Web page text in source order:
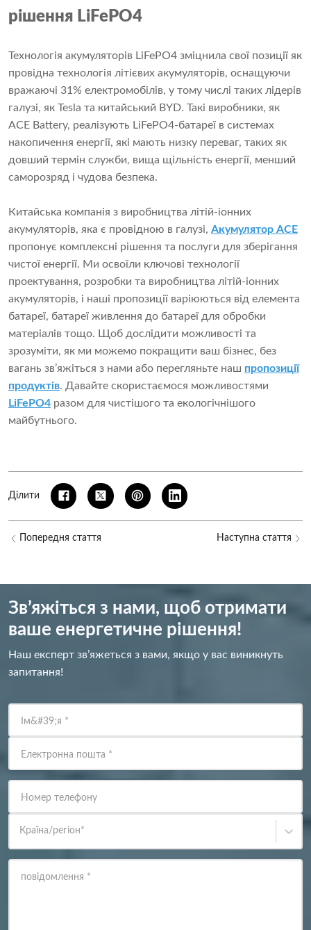
рішення LiFePO4
Технологія акумуляторів LiFePO4 зміцнила свої позиції як
провідна технологія літієвих акумуляторів, оснащуючи
вражаючі 31% електромобілів, у тому числі таких лідерів
галузі, як Tesla та китайський BYD. Такі виробники, як
ACE Battery, реалізують LiFePO4-батареї в системах
накопичення енергії, які мають низку переваг, таких як
довший термін служби, вища щільність енергії, менший
саморозряд і чудова безпека.
Китайська компанія з виробництва літій-іонних
акумуляторів, яка є провідною в галузі, Акумулятор ACE
пропонує комплексні рішення та послуги для зберігання
чистої енергії. Ми освоїли ключові технології
проектування, розробки та виробництва літій-іонних
акумуляторів, і наші пропозиції варіюються від елемента
батареї, батареї живлення до батареї для обробки
матеріалів тощо. Щоб дослідити можливості та
зрозуміти, як ми можемо покращити ваш бізнес, без
вагань зв’яжіться з нами або перегляньте наш пропозиції
продуктів. Давайте скористаємося можливостями
LiFePO4 разом для чистішого та екологічнішого
майбутнього.
Ділити
Попередня стаття Наступна стаття
Зв’яжіться з нами, щоб отримати
ваше енергетичне рішення!
Наш експерт зв’яжеться з вами, якщо у вас виникнуть
запитання!
Ім&#39;я *
Електронна пошта *
Номер телефону
Країна/регіон*
повідомлення *